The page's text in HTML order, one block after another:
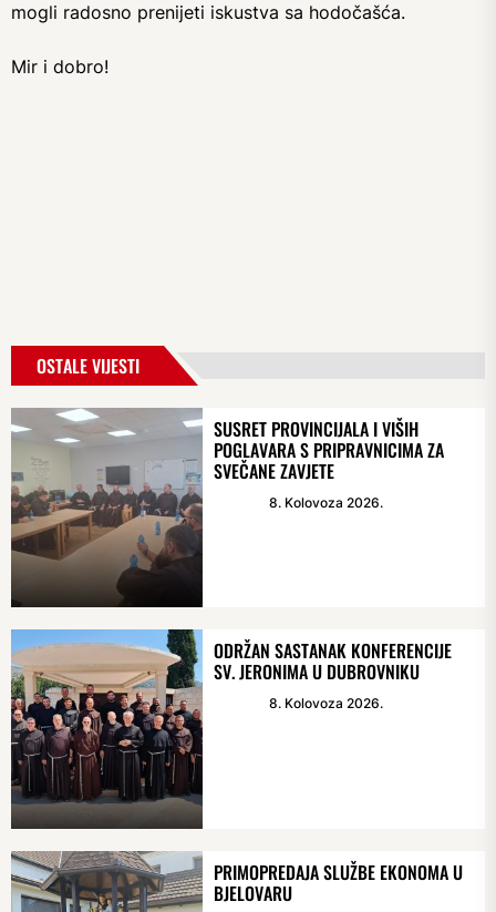
mogli radosno prenijeti iskustva sa hodočašća.
Mir i dobro!
OSTALE VIJESTI
SUSRET PROVINCIJALA I VIŠIH
POGLAVARA S PRIPRAVNICIMA ZA
SVEČANE ZAVJETE
8. Kolovoza 2026.
ODRŽAN SASTANAK KONFERENCIJE
SV. JERONIMA U DUBROVNIKU
8. Kolovoza 2026.
PRIMOPREDAJA SLUŽBE EKONOMA U
BJELOVARU